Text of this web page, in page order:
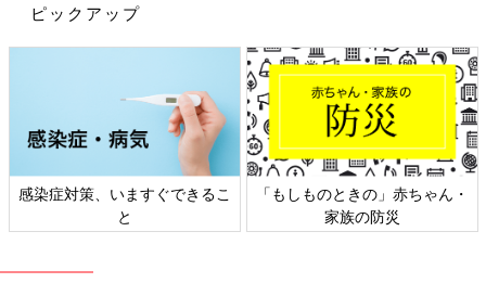
ピックアップ
ものときの」赤ちゃん・
日本外来小児科学会リーフレッ
ト検討会
六星